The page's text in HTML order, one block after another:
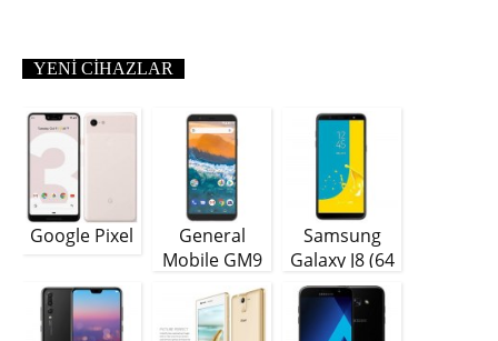
YENI CIHAZLAR
Google Pixel
General
Mobile GM9
Samsung
Galaxy J8 (64
GB)